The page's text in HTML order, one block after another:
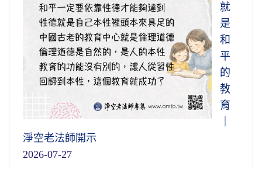
就
是
和
平
的
教
育
淨空老法師開示
2026-07-27